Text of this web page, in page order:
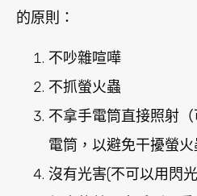
的原則：
不吵雜喧嘩
不抓螢火蟲
不拿手電筒直接照射
電筒，以避免干擾螢火
沒有光害(不可以用閃